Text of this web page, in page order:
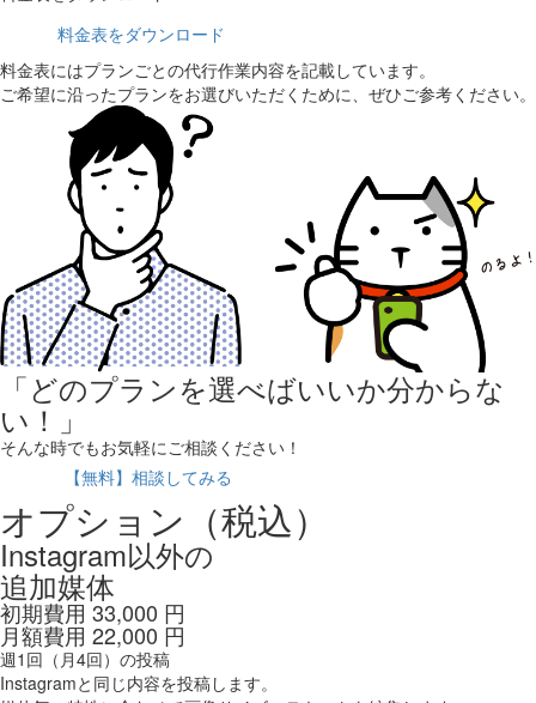
料金表をダウンロード
料金表にはプランごとの代行作業内容を記載しています。
ご希望に沿ったプランをお選びいただくために、ぜひご参考ください。
「どのプランを選べばいいか分からな
い！」
そんな時でもお気軽にご相談ください！
【無料】相談してみる
オプション （税込）
Instagram以外の
追加媒体
初期費用 33,000 円
月額費用 22,000 円
週1回（月4回）の投稿
Instagramと同じ内容を投稿します。